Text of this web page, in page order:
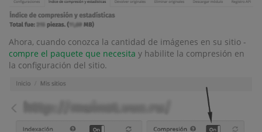
Ahora, cuando conozca la cantidad de imágenes en su sitio -
compre el paquete que necesita y habilite la compresión en
la configuración del sitio.